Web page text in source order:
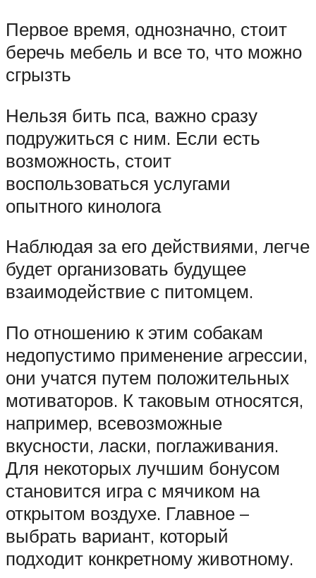
Первое время, однозначно, стоит
беречь мебель и все то, что можно
сгрызть
Нельзя бить пса, важно сразу
подружиться с ним. Если есть
возможность, стоит
воспользоваться услугами
опытного кинолога
Наблюдая за его действиями, легче
будет организовать будущее
взаимодействие с питомцем.
По отношению к этим собакам
недопустимо применение агрессии,
они учатся путем положительных
мотиваторов. К таковым относятся,
например, всевозможные
вкусности, ласки, поглаживания.
Для некоторых лучшим бонусом
становится игра с мячиком на
открытом воздухе. Главное –
выбрать вариант, который
подходит конкретному животному.